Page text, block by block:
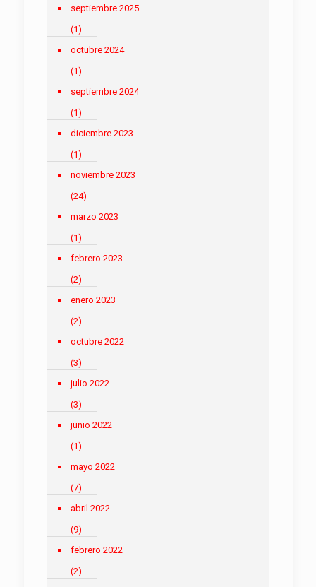
septiembre 2025
(1)
octubre 2024
(1)
septiembre 2024
(1)
diciembre 2023
(1)
noviembre 2023
(24)
marzo 2023
(1)
febrero 2023
(2)
enero 2023
(2)
octubre 2022
(3)
julio 2022
(3)
junio 2022
(1)
mayo 2022
(7)
abril 2022
(9)
febrero 2022
(2)